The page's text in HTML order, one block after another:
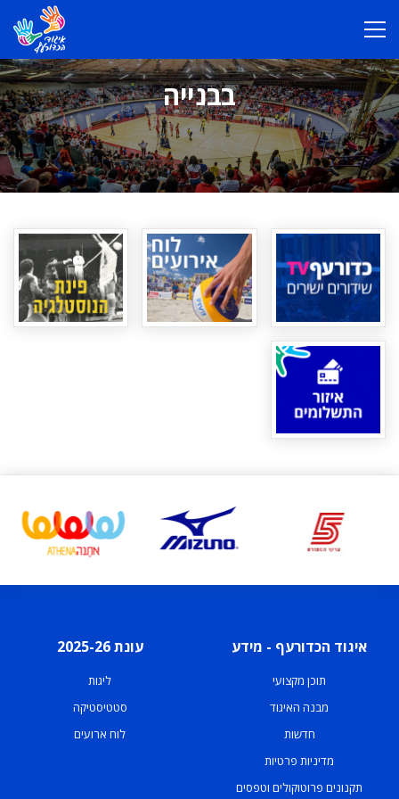
בבנייה
איגוד הכדורעף - מידע
תוכן מקצועי
מבנה האיגוד
חדשות
מדיניות פרטיות
תקנונים פרוטוקולים וטפסים
עונת 2025-26
ליגות
סטטיסטיקה
לוח ארועים